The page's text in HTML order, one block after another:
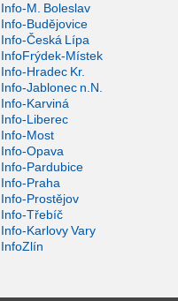
Info-M. Boleslav
Info-Budějovice
Info-Česká Lípa
InfoFrýdek-Místek
Info-Hradec Kr.
Info-Jablonec n.N.
Info-Karviná
Info-Liberec
Info-Most
Info-Opava
Info-Pardubice
Info-Praha
Info-Prostějov
Info-Třebíč
Info-Karlovy Vary
InfoZlín